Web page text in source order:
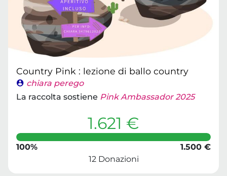
Country Pink : lezione di ballo country
chiara perego
La raccolta sostiene Pink Ambassador 2025
1.621 €
100%
1.500 €
12 Donazioni